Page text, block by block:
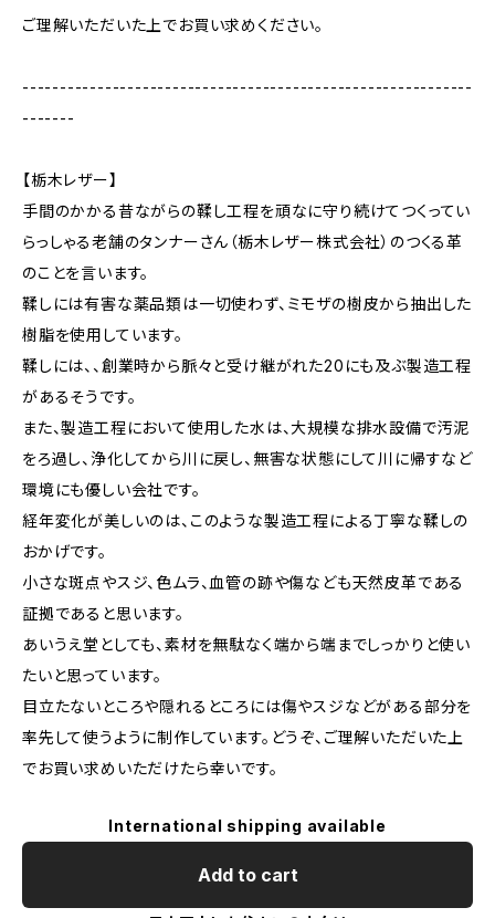
ご理解いただいた上でお買い求めください。
------------------------------------------------------------
-------
【栃木レザー】
手間のかかる昔ながらの鞣し工程を頑なに守り続けてつくってい
らっしゃる老舗のタンナーさん（栃木レザー株式会社）のつくる革
のことを言います。
鞣しには有害な薬品類は一切使わず、ミモザの樹皮から抽出した
樹脂を使用しています。
鞣しには、、創業時から脈々と受け継がれた20にも及ぶ製造工程
があるそうです。
また、製造工程において使用した水は、大規模な排水設備で汚泥
をろ過し、浄化してから川に戻し、無害な状態にして川に帰すなど
環境にも優しい会社です。
経年変化が美しいのは、このような製造工程による丁寧な鞣しの
おかげです。
小さな斑点やスジ、色ムラ、血管の跡や傷なども天然皮革である
証拠であると思います。
あいうえ堂としても、素材を無駄なく端から端までしっかりと使い
たいと思っています。
目立たないところや隠れるところには傷やスジなどがある部分を
率先して使うように制作しています。どうぞ、ご理解いただいた上
でお買い求めいただけたら幸いです。
International shipping available
Add to cart